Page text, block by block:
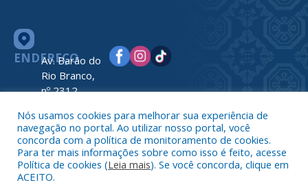
ENDEREÇO
Av. Barão do
Rio Branco,
nº 2312
Nova
Timboteua –
PA
CEP: 68730-
000
Nós usamos cookies para melhorar sua experiência de
navegação no portal. Ao utilizar nosso portal, você
concorda com a política de monitoramento de cookies.
Para ter mais informações sobre como isso é feito, acesse
Política de cookies (Leia mais). Se você concorda, clique em
ACEITO.